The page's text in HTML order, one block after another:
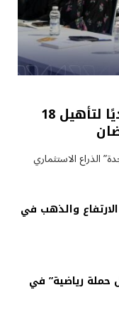
وادي جدة” تطلق معسكرًا رياديًا لتأهيل 18
جدة” الذراع الاستثماري
والذهب في
حملة رياضية” في